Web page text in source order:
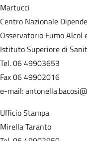
Martucci
Centro Nazionale
Osservatorio Fumo Alcol
Istituto Superiore di
Tel. 06 49903653
Fax 06 49902016
e-mail:
Ufficio Stampa
Mirella Taranto